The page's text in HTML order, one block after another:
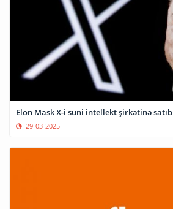
Elon Mask X-i süni intellekt şirkətinə satıb
29-03-2025